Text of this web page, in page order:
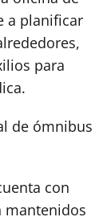
a planificar
para
de ómnibus
con
mantenidos